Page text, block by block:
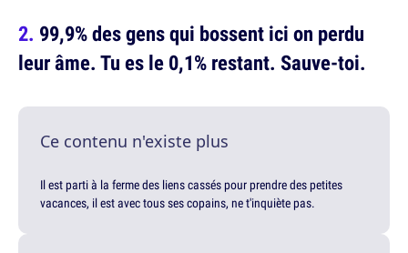
99,9% des gens qui bossent ici on perdu
leur âme. Tu es le 0,1% restant. Sauve-toi.
Ce contenu n'existe plus
Il est parti à la ferme des liens cassés pour prendre des petites
vacances, il est avec tous ses copains, ne t'inquiète pas.